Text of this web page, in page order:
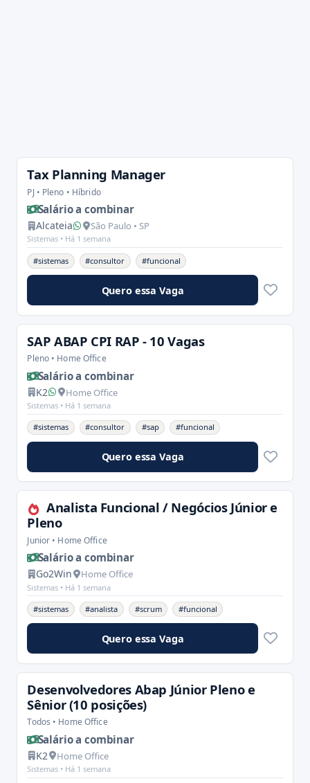
Tax Planning Manager
PJ • Pleno • Híbrido
Salário a combinar
Alcateia São Paulo • SP
Sistemas • Há 1 semana
#sistemas #consultor #funcional
Quero essa Vaga
SAP ABAP CPI RAP - 10 Vagas
Pleno • Home Office
Salário a combinar
K2 Home Office
Sistemas • Há 1 semana
#sistemas #consultor #sap #funcional
Quero essa Vaga
Analista Funcional / Negócios Júnior e
Pleno
Junior • Home Office
Salário a combinar
Go2Win Home Office
Sistemas • Há 1 semana
#sistemas #analista #scrum #funcional
Quero essa Vaga
Desenvolvedores Abap Júnior Pleno e
Sênior (10 posições)
Todos • Home Office
Salário a combinar
K2 Home Office
Sistemas • Há 1 semana